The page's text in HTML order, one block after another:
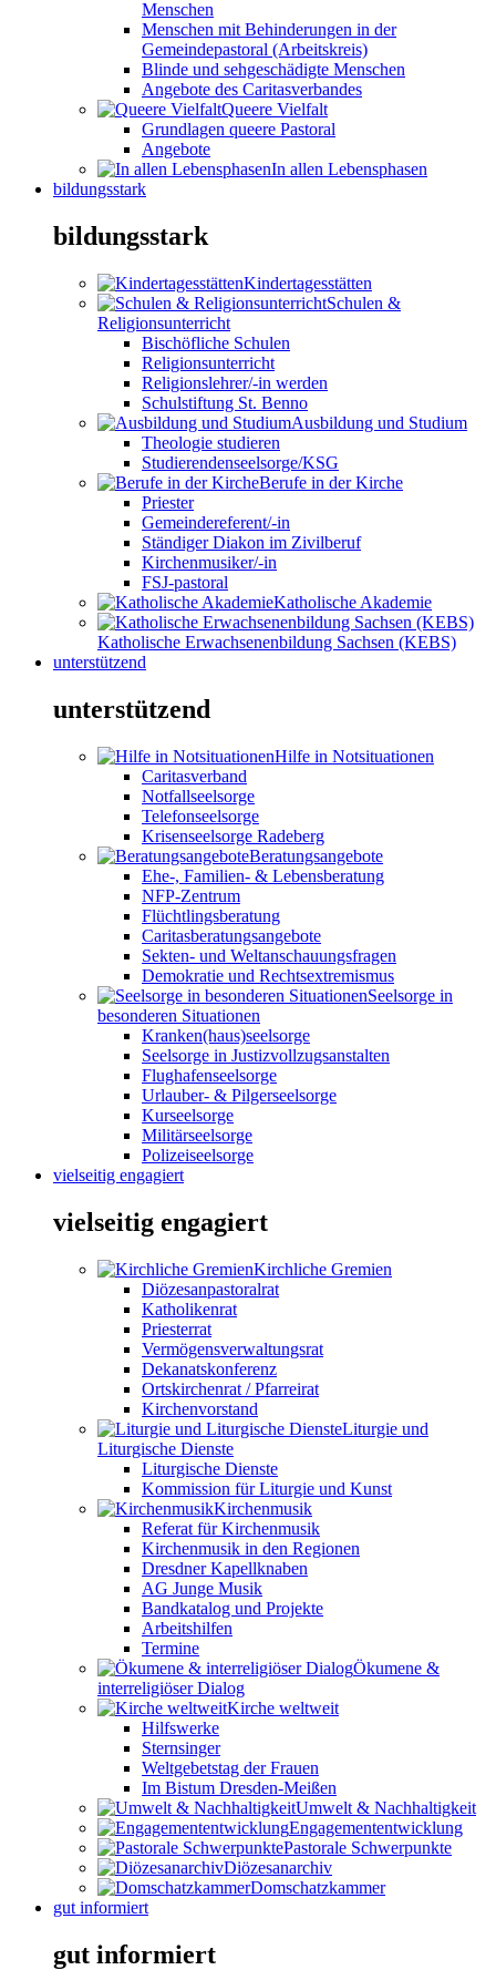
Menschen
Menschen mit Behinderungen in der
Gemeindepastoral (Arbeitskreis)
Blinde und sehgeschädigte Menschen
Angebote des Caritasverbandes
Queere Vielfalt
Grundlagen queere Pastoral
Angebote
In allen Lebensphasen
bildungsstark
bildungsstark
Kindertagesstätten
Schulen &
Religionsunterricht
Bischöfliche Schulen
Religionsunterricht
Religionslehrer/-in werden
Schulstiftung St. Benno
Ausbildung und Studium
Theologie studieren
Studierendenseelsorge/KSG
Berufe in der Kirche
Priester
Gemeindereferent/-in
Ständiger Diakon im Zivilberuf
Kirchenmusiker/-in
FSJ-pastoral
Katholische Akademie
Katholische Erwachsenenbildung Sachsen (KEBS)
unterstützend
unterstützend
Hilfe in Notsituationen
Caritasverband
Notfallseelsorge
Telefonseelsorge
Krisenseelsorge Radeberg
Beratungsangebote
Ehe-, Familien- & Lebensberatung
NFP-Zentrum
Flüchtlingsberatung
Caritasberatungsangebote
Sekten- und Weltanschauungsfragen
Demokratie und Rechtsextremismus
Seelsorge in
besonderen Situationen
Kranken(haus)seelsorge
Seelsorge in Justizvollzugsanstalten
Flughafenseelsorge
Urlauber- & Pilgerseelsorge
Kurseelsorge
Militärseelsorge
Polizeiseelsorge
vielseitig engagiert
vielseitig engagiert
Kirchliche Gremien
Diözesanpastoralrat
Katholikenrat
Priesterrat
Vermögensverwaltungsrat
Dekanatskonferenz
Ortskirchenrat / Pfarreirat
Kirchenvorstand
Liturgie und
Liturgische Dienste
Liturgische Dienste
Kommission für Liturgie und Kunst
Kirchenmusik
Referat für Kirchenmusik
Kirchenmusik in den Regionen
Dresdner Kapellknaben
AG Junge Musik
Bandkatalog und Projekte
Arbeitshilfen
Termine
Ökumene &
interreligiöser Dialog
Kirche weltweit
Hilfswerke
Sternsinger
Weltgebetstag der Frauen
Im Bistum Dresden-Meißen
Umwelt & Nachhaltigkeit
Engagemententwicklung
Pastorale Schwerpunkte
Diözesanarchiv
Domschatzkammer
gut informiert
gut informiert